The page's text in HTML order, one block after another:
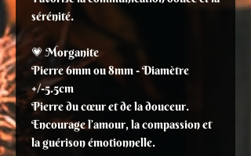
sérénité.
💗 Morganite
Pierre 6mm ou 8mm - Diamètre
+/-5.5cm
Pierre du cœur et de la douceur.
Encourage l’amour, la compassion et
la guérison émotionnelle.